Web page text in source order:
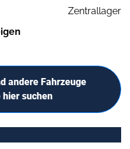
Zentrallager
andere Fahrzeuge
hier suchen